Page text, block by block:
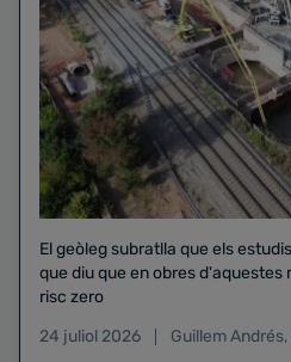
El geòleg subratlla que els
que diu que en obres
risc zero
24 juliol 2026
Guillem Andrés,